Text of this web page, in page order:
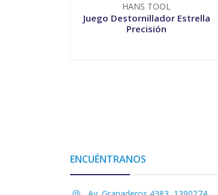
HANS TOOL
Juego Destornillador Estrella
Precisión
ENCUÉNTRANOS